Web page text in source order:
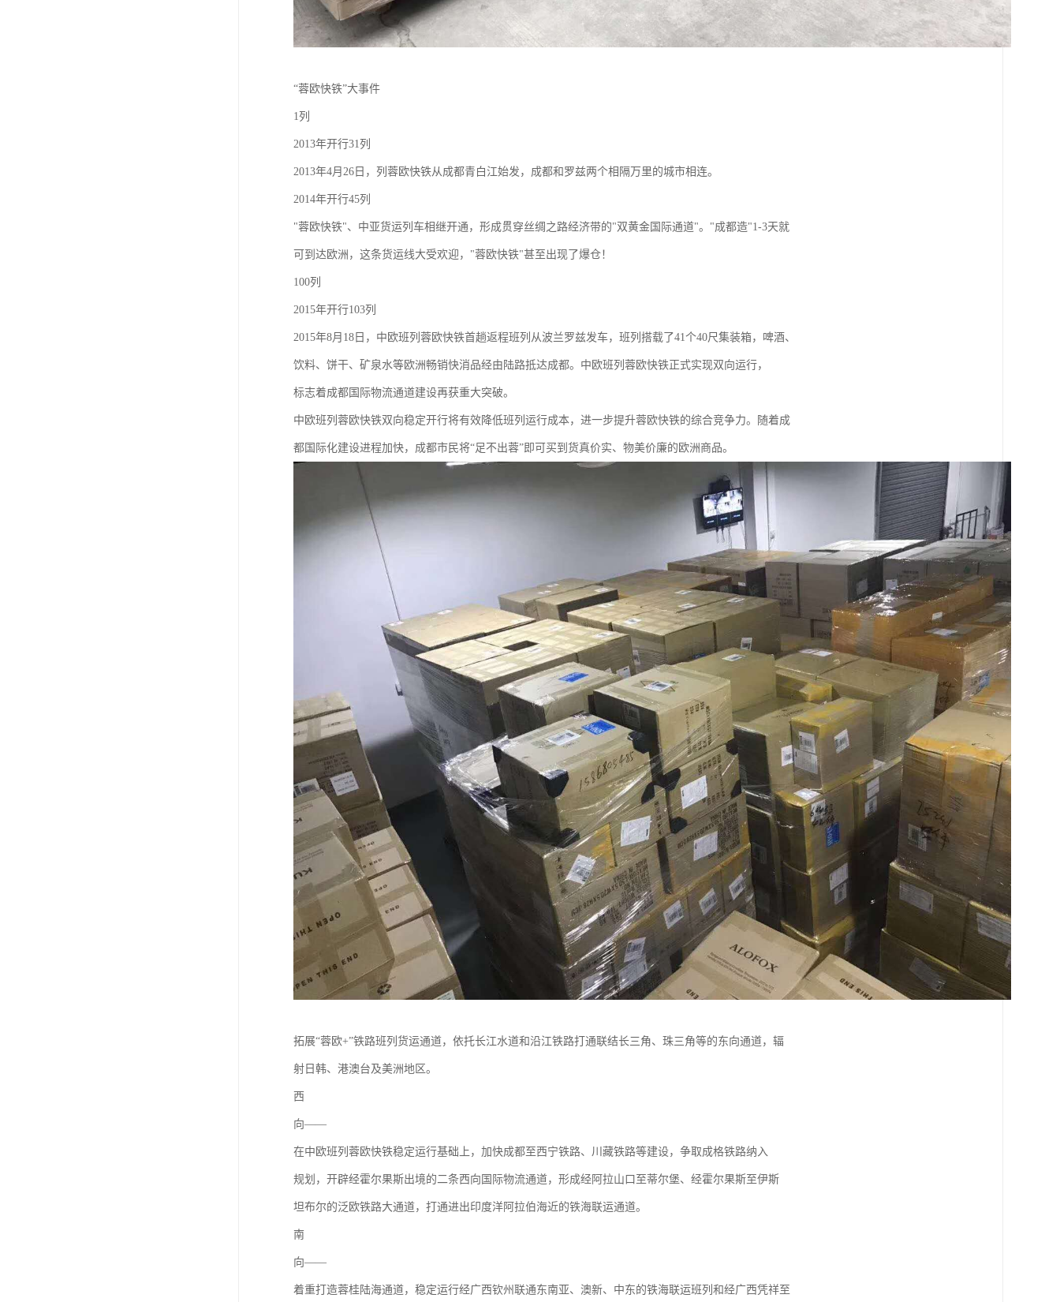
“蓉欧快铁”大事件
1列
2013年开行31列
2013年4月26日，列蓉欧快铁从成都青白江始发，成都和罗兹两个相隔万里的城市相连。
2014年开行45列
"蓉欧快铁"、中亚货运列车相继开通，形成贯穿丝绸之路经济带的"双黄金国际通道"。"成都造"1-3天就
可到达欧洲，这条货运线大受欢迎，"蓉欧快铁"甚至出现了爆仓！
100列
2015年开行103列
2015年8月18日，中欧班列蓉欧快铁首趟返程班列从波兰罗兹发车，班列搭载了41个40尺集装箱，啤酒、
饮料、饼干、矿泉水等欧洲畅销快消品经由陆路抵达成都。中欧班列蓉欧快铁正式实现双向运行，
标志着成都国际物流通道建设再获重大突破。
中欧班列蓉欧快铁双向稳定开行将有效降低班列运行成本，进一步提升蓉欧快铁的综合竞争力。随着成
都国际化建设进程加快，成都市民将“足不出蓉”即可买到货真价实、物美价廉的欧洲商品。
拓展“蓉欧+”铁路班列货运通道，依托长江水道和沿江铁路打通联结长三角、珠三角等的东向通道，辐
射日韩、港澳台及美洲地区。
西
向——
在中欧班列蓉欧快铁稳定运行基础上，加快成都至西宁铁路、川藏铁路等建设，争取成格铁路纳入
规划，开辟经霍尔果斯出境的二条西向国际物流通道，形成经阿拉山口至蒂尔堡、经霍尔果斯至伊斯
坦布尔的泛欧铁路大通道，打通进出印度洋阿拉伯海近的铁海联运通道。
南
向——
着重打造蓉桂陆海通道，稳定运行经广西钦州联通东南亚、澳新、中东的铁海联运班列和经广西凭祥至